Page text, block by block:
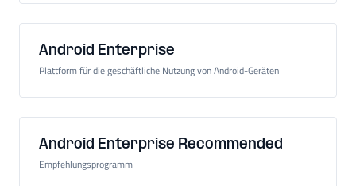
Android Enterprise
Plattform für die geschäftliche Nutzung von Android-Geräten
Android Enterprise Recommended
Empfehlungsprogramm